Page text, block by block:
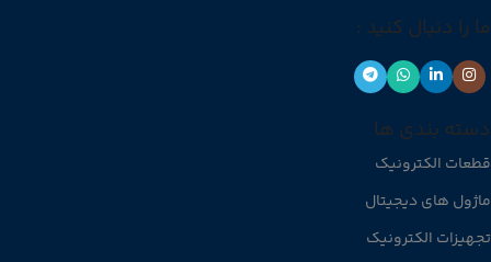
ما را دنبال کنید :
دسته بندی ها
قطعات الکترونیک
ماژول های دیجیتال
تجهیزات الکترونیک